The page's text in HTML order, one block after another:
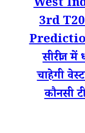
West
3rd
सीरीज में
चाहेगी
कौनसी